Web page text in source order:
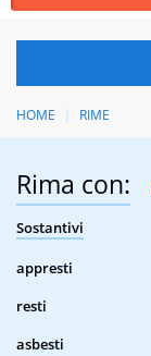
HOME RIME
Rima con:
Sostantivi
appresti
resti
asbesti